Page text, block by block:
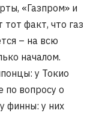
«Газпром» и
тот факт, что газ
– на всю
началом.
у Токио
по вопросу о
финны: у них